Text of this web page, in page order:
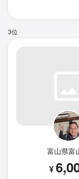
3位
富山県富
¥